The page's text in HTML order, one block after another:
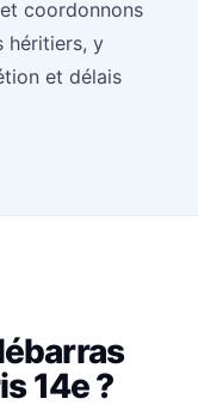
coordonnons
héritiers, y
et délais
14e ?